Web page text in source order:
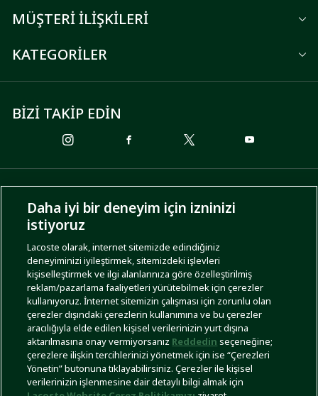
MÜŞTERİ İLİŞKİLERİ
KATEGORİLER
BİZİ TAKİP EDİN
ÖDEME SEÇENEKLERİ
KARGO SEÇENEKLERİ
İşlem RehberiSite HaritasıKullanım ŞartlarıGizlilik Politikası
Daha iyi bir deneyim için izninizi
istiyoruz
Lacoste olarak, internet sitemizde edindiğiniz
deneyiminizi iyileştirmek, sitemizdeki işlevleri
kişiselleştirmek ve ilgi alanlarınıza göre özelleştirilmiş
reklam/pazarlama faaliyetleri yürütebilmek için çerezler
kullanıyoruz. İnternet sitemizin çalışması için zorunlu olan
çerezler dışındaki çerezlerin kullanımına ve bu çerezler
aracılığıyla elde edilen kişisel verilerinizin yurt dışına
aktarılmasına onay vermiyorsanız Reddedin seçeneğine;
çerezlere ilişkin tercihlerinizi yönetmek için ise “Çerezleri
Yönetin” butonuna tıklayabilirsiniz. Çerezler ile kişisel
verilerinizin işlenmesine dair detaylı bilgi almak için